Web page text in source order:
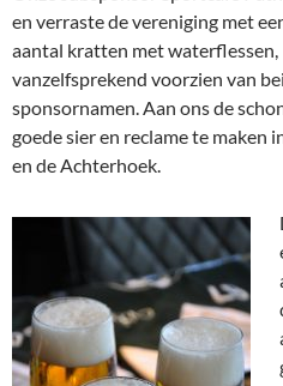
en verraste de vereniging met
aantal kratten met waterflessen,
vanzelfsprekend voorzien van
sponsornamen. Aan ons de
goede sier en reclame te maken
en de Achterhoek.